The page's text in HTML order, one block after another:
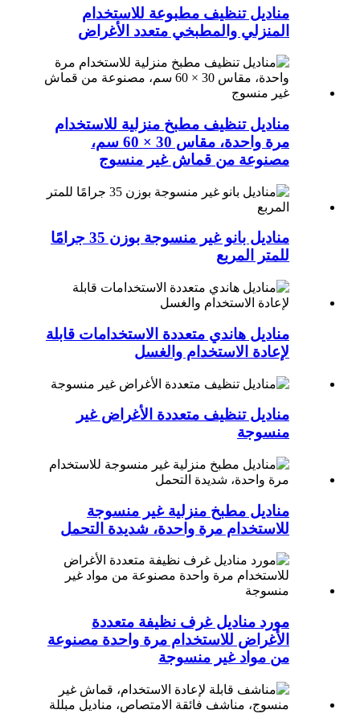
مناديل تنظيف مطبوعة للاستخدام
المنزلي والمطبخي متعدد الأغراض
مناديل تنظيف مطبخ منزلية للاستخدام
مرة واحدة، مقاس 30 × 60 سم،
مصنوعة من قماش غير منسوج
مناديل بانو غير منسوجة بوزن 35 جرامًا
للمتر المربع
مناديل هاندي متعددة الاستخدامات قابلة
لإعادة الاستخدام والغسل
مناديل تنظيف متعددة الأغراض غير
منسوجة
مناديل مطبخ منزلية غير منسوجة
للاستخدام مرة واحدة، شديدة التحمل
مورد مناديل غرف نظيفة متعددة
الأغراض للاستخدام مرة واحدة مصنوعة
من مواد غير منسوجة